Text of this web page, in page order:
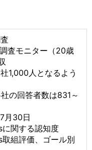
査モニター（20歳
人となるよう
の回答者数は831～
30日
関する認知度
価、ゴール別